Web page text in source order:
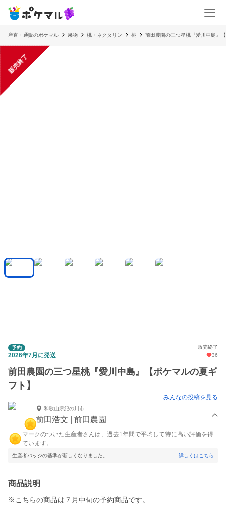
産直・通販のポケマル 果物 桃・ネクタリン 桃 前田農園の三つ星桃『愛川中島』
販売終了
予約 販売終了
2026年7月に発送 36
前田農園の三つ星桃『愛川中島』【ポケマルの夏ギ
フト】
みんなの投稿を見る
和歌山県紀の川市
前田浩文 | 前田農園
マークのついた生産者さんは、過去1年間で平均して特に高い評価を得
ています。
生産者バッジの基準が新しくなりました。 詳しくはこちら
商品説明
※こちらの商品は７月中旬の予約商品です。